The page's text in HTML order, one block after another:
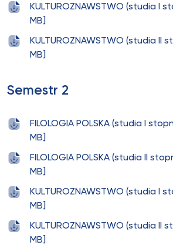
KULTUROZNAWSTWO (studia I
MB]
KULTUROZNAWSTWO (studia II
MB]
Semestr 2
FILOLOGIA POLSKA (studia I
MB]
FILOLOGIA POLSKA (studia II
MB]
KULTUROZNAWSTWO (studia I
MB]
KULTUROZNAWSTWO (studia II
MB]